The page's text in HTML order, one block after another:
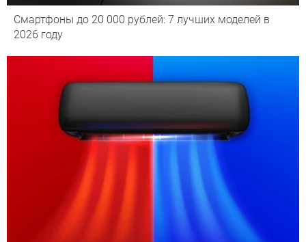
Смартфоны до 20 000 рублей: 7 лучших моделей в
2026 году